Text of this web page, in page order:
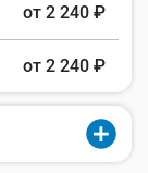
от 2 240 ₽
от 2 240 ₽